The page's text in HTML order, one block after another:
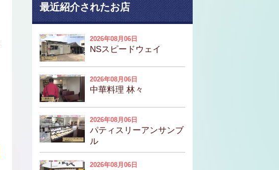
最近紹介されたお店
2026年08月06日
NSスピードウェイ
2026年08月06日
中華料理 林々
2026年08月06日
パティスリーアンサンブ
ル
2026年08月06日